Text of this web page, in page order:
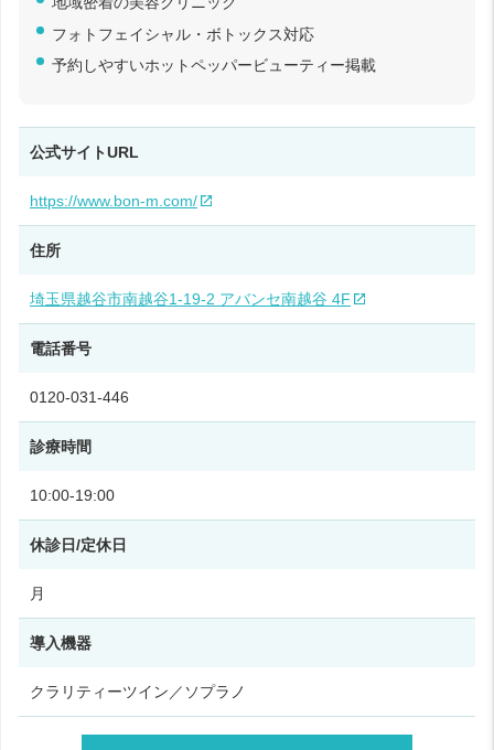
フォトフェイシャル・ボトックス対応
予約しやすいホットペッパービューティー掲載
公式サイトURL
https://www.bon-m.com/
住所
埼玉県越谷市南越谷1-19-2 アバンセ南越谷 4F
電話番号
0120-031-446
診療時間
10:00‑19:00
休診日/定休日
月
導入機器
クラリティーツイン／ソプラノ